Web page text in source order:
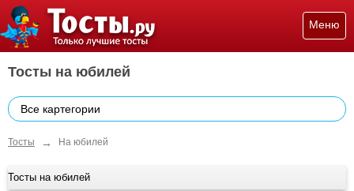
Меню
Тосты на юбилей
Все картегории
Тосты → На юбилей
Тосты на юбилей